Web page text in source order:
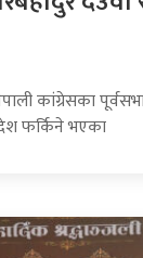
कांग्रेसका
फर्किने भएका